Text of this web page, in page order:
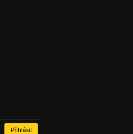
Přihlásit